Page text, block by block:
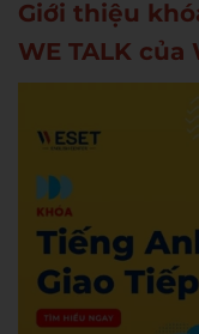
Giới thiệu
WE TALK của